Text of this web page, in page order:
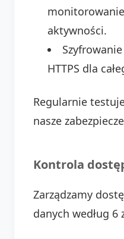
aktywności.
HTTPS dla
Regularnie
nasze
Kontrola
Zarządzamy
danych według 6